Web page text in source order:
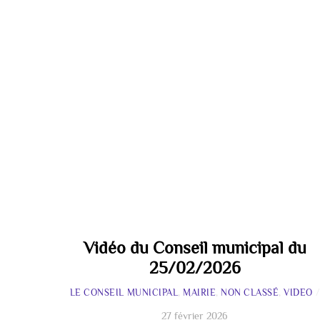
Vidéo du Conseil municipal du
25/02/2026
LE CONSEIL MUNICIPAL MAIRIE ,NON CLASSÉ ,VIDEO
27 février 2026